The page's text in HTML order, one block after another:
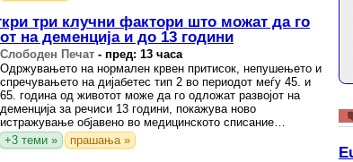
три клучни фактори што можат да го
на деменција и до 13 години
Слободен Печат - пред: 13 часа
Одржувањето на нормален крвен притисок, непушењето и
спречувањето на дијабетес тип 2 во периодот меѓу 45. и
65. година од животот може да го одложат развојот на
деменција за речиси 13 години, покажува ново
истражување објавено во медицинското списание
„Неуролоџи“.
+3 теми » прашања »